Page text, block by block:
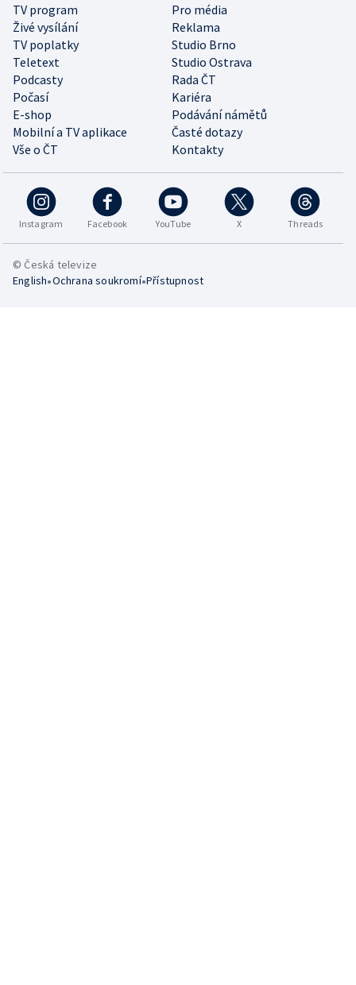
TV program
Pro média
Živé vysílání
Reklama
TV poplatky
Studio Brno
Teletext
Studio Ostrava
Podcasty
Rada ČT
Počasí
Kariéra
E-shop
Podávání námětů
Mobilní a TV aplikace
Časté dotazy
Vše o ČT
Kontakty
Instagram Facebook YouTube X Threads
© Česká televize
English•Ochrana soukromí•Přístupnost